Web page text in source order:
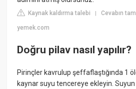
Kaynak kaldırma talebi |Cevabın
yemek.com
Doğru pilav nasıl yapılır?
Pirinçler kavrulup şeffaflaştığında 1
kaynar suyu tencereye ekleyin. Suyun